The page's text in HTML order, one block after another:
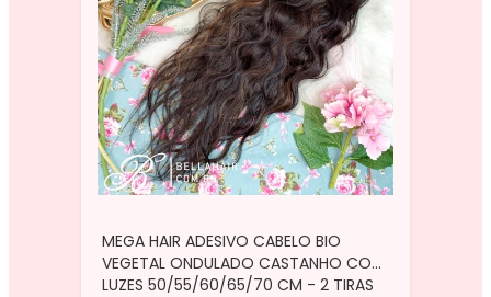
MEGA HAIR ADESIVO CABELO BIO
VEGETAL ONDULADO CASTANHO COM
LUZES 50/55/60/65/70 CM - 2 TIRAS